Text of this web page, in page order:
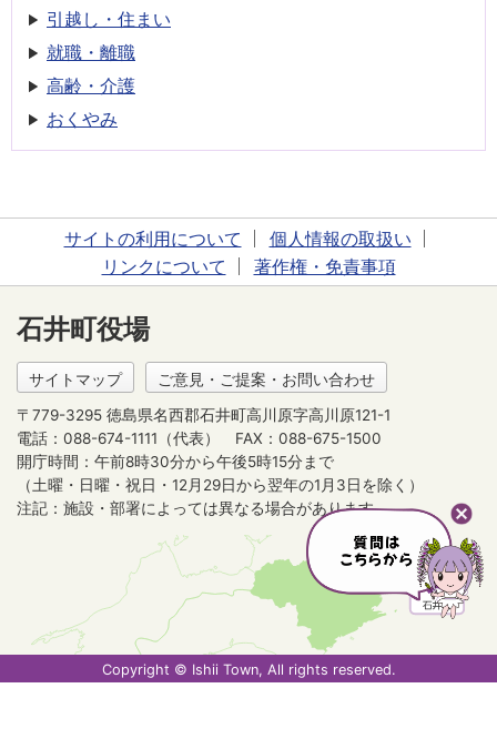
引越し・住まい
就職・離職
高齢・介護
おくやみ
サイトの利用について
個人情報の取扱い
リンクについて
著作権・免責事項
石井町役場
サイトマップ ご意見・ご提案・お問い合わせ
〒779-3295 徳島県名西郡石井町高川原字高川原121-1
電話：088-674-1111（代表）
FAX：088-675-1500
開庁時間：午前8時30分から午後5時15分まで
（土曜・日曜・祝日・12月29日から翌年の1月3日を除く）
注記：施設・部署によっては異なる場合があります。
Copyright © Ishii Town, All rights reserved.